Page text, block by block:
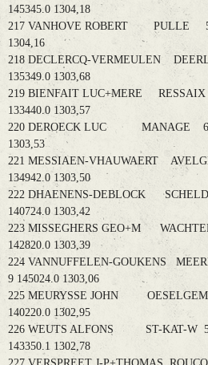
145345.0 1304,18
217 VANHOVE ROBERT PULLE
1304,16
218 DECLERCQ-VERMEULEN
135349.0 1303,68
219 BIENFAIT LUC+MERE
133440.0 1303,57
220 DEROECK LUC MANAGE 6
1303,53
221 MESSIAEN-VHAUWAERT
134942.0 1303,50
222 DHAENENS-DEBLOCK
140724.0 1303,42
223 MISSEGHERS GEO+M
142820.0 1303,39
224 VANNUFFELEN-GOUKENS
9 145024.0 1303,06
225 MEURYSSE JOHN
140220.0 1302,95
226 WEUTS ALFONS ST-KAT-W 5
143350.1 1302,78